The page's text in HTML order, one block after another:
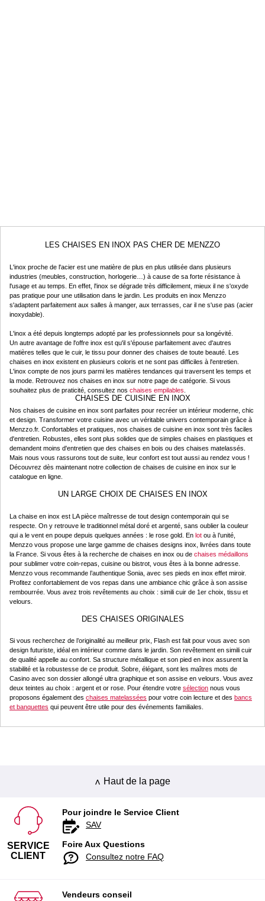
LES CHAISES EN INOX PAS CHER DE MENZZO
L'inox proche de l'acier est une matière de plus en plus utilisée dans plusieurs
industries (meubles, construction, horlogerie…) à cause de sa forte résistance à
l'usage et au temps. En effet, l'inox se dégrade très difficilement, mieux il ne s'oxyde
pas pratique pour une utilisation dans le jardin. Les produits en inox Menzzo
s'adaptent parfaitement aux salles à manger, aux terrasses, car il ne s'use pas (acier
inoxydable).
L'inox a été depuis longtemps adopté par les professionnels pour sa longévité.
Un autre avantage de l'offre inox est qu'il s'épouse parfaitement avec d'autres
matières telles que le cuir, le tissu pour donner des chaises de toute beauté. Les
chaises en inox existent en plusieurs coloris et ne sont pas difficiles à l'entretien.
L'inox compte de nos jours parmi les matières tendances qui traversent les temps et
la mode. Retrouvez nos chaises en inox sur notre page de catégorie. Si vous
souhaitez plus de praticité, consultez nos chaises empilables
CHAISES DE CUISINE EN INOX
Nos chaises de cuisine en inox sont parfaites pour recréer un intérieur moderne, chic
et design. Transformer votre cuisine avec un véritable univers contemporain grâce à
Menzzo.fr. Confortables et pratiques, nos chaises de cuisine en inox sont très faciles
d'entretien. Robustes, elles sont plus solides que de simples chaises en plastiques et
demandent moins d'entretien que des chaises en bois ou des chaises matelassés.
Mais nous vous rassurons tout de suite, leur confort est tout aussi au rendez vous !
Découvrez dès maintenant notre collection de chaises de cuisine en inox sur le
catalogue en ligne.
UN LARGE CHOIX DE CHAISES EN INOX
La chaise en inox est LA pièce maîtresse de tout design contemporain qui se
respecte. On y retrouve le traditionnel métal doré et argenté, sans oublier la couleur
qui a le vent en poupe depuis quelques années : le rose gold. En lot ou à l’unité,
Menzzo vous propose une large gamme de chaises designs inox, livrées dans toute
la France. Si vous êtes à la recherche de chaises en inox ou de chaises médaillons
pour sublimer votre coin-repas, cuisine ou bistrot, vous êtes à la bonne adresse.
Menzzo vous recommande l’authentique Sonia, avec ses pieds en inox effet miroir.
Profitez confortablement de vos repas dans une ambiance chic grâce à son assise
rembourrée. Vous avez trois revêtements au choix : simili cuir de 1er choix, tissu et
velours.
DES CHAISES ORIGINALES
Si vous recherchez de l’originalité au meilleur prix, Flash est fait pour vous avec son
design futuriste, idéal en intérieur comme dans le jardin. Son revêtement en simili cuir
de qualité appelle au confort. Sa structure métallique et son pied en inox assurent la
stabilité et la robustesse de ce produit. Sobre, élégant, sont les maîtres mots de
Casino avec son dossier allongé ultra graphique et son assise en velours. Vous avez
deux teintes au choix : argent et or rose. Pour étendre votre sélection nous vous
proposons également des chaises matelassées pour votre coin lecture et des bancs
et banquettes qui peuvent être utile pour des événements familiales.
Haut de la page
SERVICE
CLIENT
Pour joindre le Service Client
SAV
Foire Aux Questions
Consultez notre FAQ
Vendeurs conseil